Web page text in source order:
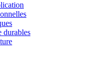
durables